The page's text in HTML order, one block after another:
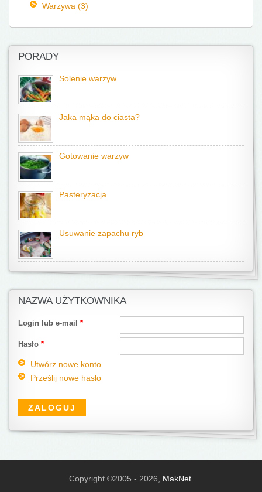
Warzywa (3)
PORADY
Solenie warzyw
Jaka mąka do ciasta?
Gotowanie warzyw
Pasteryzacja
Usuwanie zapachu ryb
NAZWA UŻYTKOWNIKA
Login lub e-mail *
Hasło *
Utwórz nowe konto
Prześlij nowe hasło
Copyright ©2005 - 2026, MakNet.